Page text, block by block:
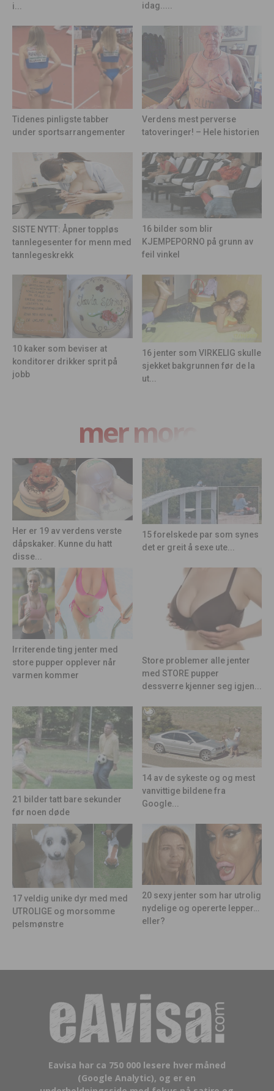
i...
idag.....
Tidenes pinligste tabber
under sportsarrangementer
Verdens mest perverse
tatoveringer! – Hele historien
SISTE NYTT: Åpner toppløs
tannlegesenter for menn med
tannlegeskrekk
16 bilder som blir
KJEMPEPORNO på grunn av
feil vinkel
10 kaker som beviser at
konditorer drikker sprit på
jobb
16 jenter som VIRKELIG skulle
sjekket bakgrunnen før de la
ut...
mer moro
Her er 19 av verdens verste
dåpskaker. Kunne du hatt
disse...
15 forelskede par som synes
det er greit å sexe ute...
Irriterende ting jenter med
store pupper opplever når
varmen kommer
Store problemer alle jenter
med STORE pupper
dessverre kjenner seg igjen...
21 bilder tatt bare sekunder
før noen døde
14 av de sykeste og og mest
vanvittige bildene fra
Google...
17 veldig unike dyr med med
UTROLIGE og morsomme
pelsmønstre
20 sexy jenter som har utrolig
nydelige og opererte lepper…
eller?
Eavisa har ca 750 000 lesere hver måned
(Google Analytic), og er en